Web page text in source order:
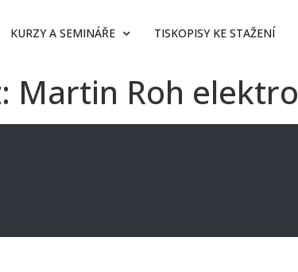
KURZY A SEMINÁŘE TISKOPISY KE STAŽENÍ
Martin Roh elektro